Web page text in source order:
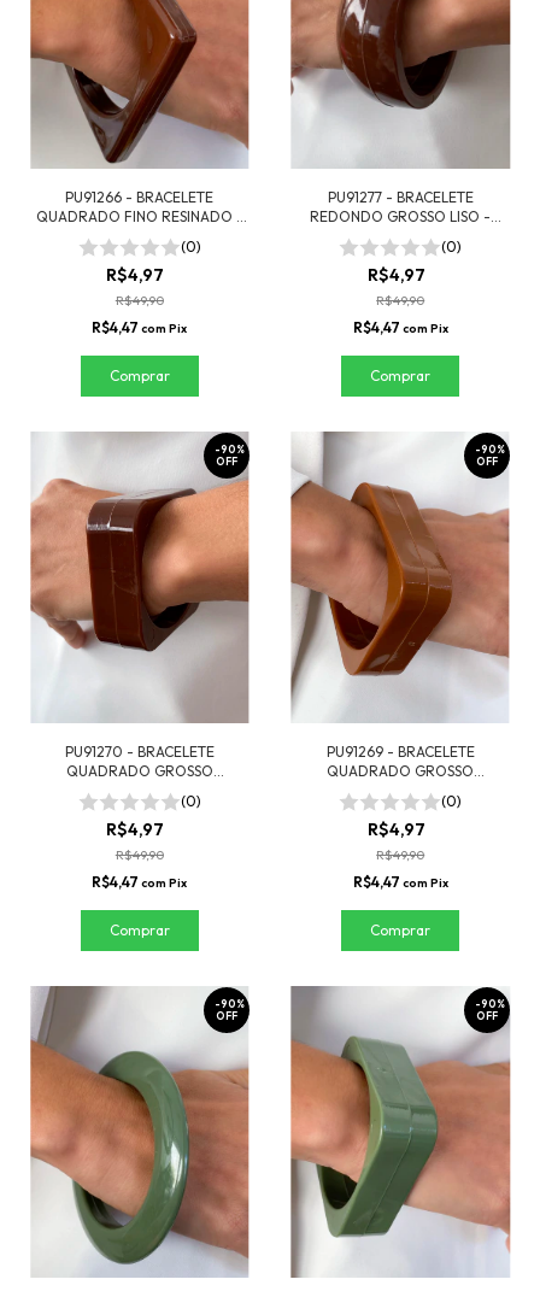
PU91266 - BRACELETE
QUADRADO FINO RESINADO -
MARROM
(0)
R$4,97
R$49,90
R$4,47com Pix
PU91277 - BRACELETE
REDONDO GROSSO LISO -
MARROM ESCURO
(0)
R$4,97
R$49,90
R$4,47 com Pix
PU91270 - BRACELETE
QUADRADO GROSSO
RESINADO - MARROM
(0)
R$4,97
-90%
OFF
R$49,90
R$4,47com Pix
PU91269 - BRACELETE
QUADRADO GROSSO
RESINADO - MARROM CLARO
(0)
R$4,97
-90%
OFF
R$49,90
R$4,47 com Pix
-90%
OFF
-90%
OFF